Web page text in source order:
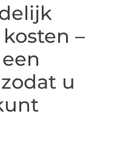
–
u